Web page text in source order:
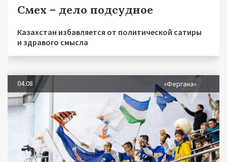
Смех – дело подсудное
Казахстан избавляется от политической сатиры
и здравого смысла
04.08 «Фергана»